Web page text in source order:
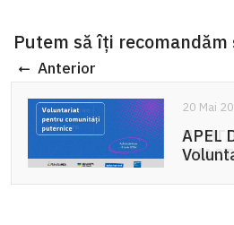
Putem să îți
Anterior
20 Mai
APEL